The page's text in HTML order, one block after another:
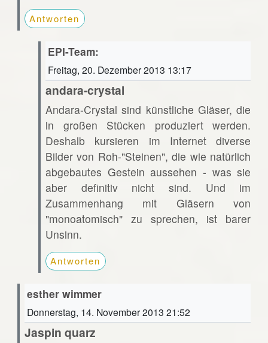
Antworten
EPI-Team:
Freitag, 20. Dezember 2013 13:17
andara-crystal
Andara-Crystal sind künstliche Gläser, die
in großen Stücken produziert werden.
Deshalb kursieren im Internet diverse
Bilder von Roh-"Steinen", die wie natürlich
abgebautes Gestein aussehen - was sie
aber definitiv nicht sind. Und im
Zusammenhang mit Gläsern von
"monoatomisch" zu sprechen, ist barer
Unsinn.
Antworten
esther wimmer
Donnerstag, 14. November 2013 21:52
Jaspin quarz